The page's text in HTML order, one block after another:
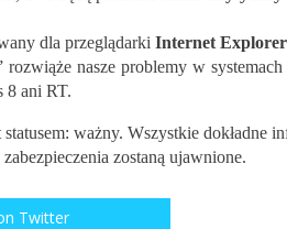
dla przeglądarki Internet Explorer
rozwiąże nasze problemy w
8 ani RT.
ważny. Wszystkie dokładne
zostaną ujawnione.
Twitter